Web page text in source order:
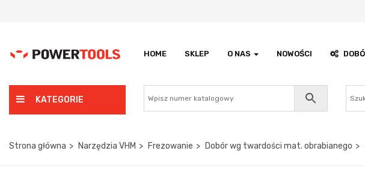
HOME SKLEP O NAS NOWOŚCI
KATEGORIE
Strona główna Narzędzia VHM Frezowanie Dobór wg twardości mat. obrabianego